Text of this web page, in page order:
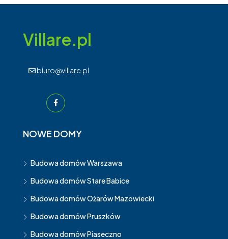
Villare.pl
biuro@villare.pl
NOWE DOMY
Budowa domów Warszawa
Budowa domów Stare Babice
Budowa domów Ożarów Mazowiecki
Budowa domów Pruszków
Budowa domów Piaseczno